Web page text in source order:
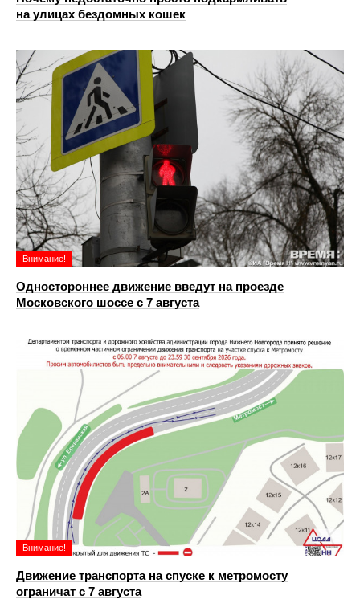
на улицах бездомных кошек
Внимание!
Одностороннее движение введут на проезде
Московского шоссе с 7 августа
Внимание!
Движение транспорта на спуске к метромосту
ограничат с 7 августа